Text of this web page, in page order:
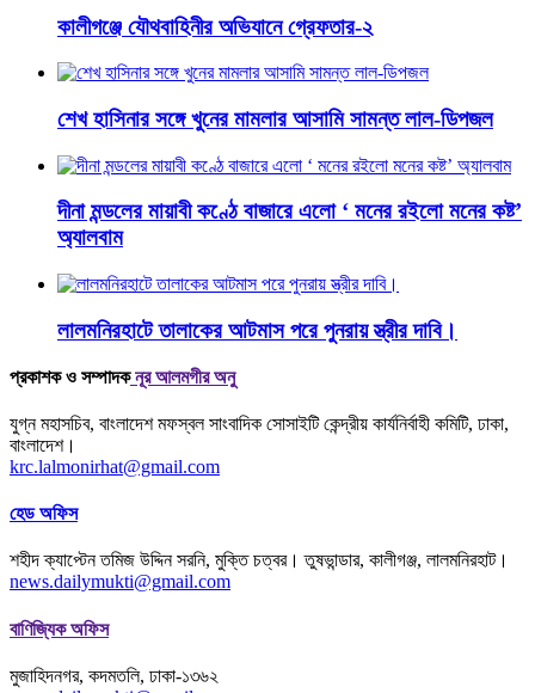
কালীগঞ্জে যৌথবাহিনীর অভিযানে গ্রেফতার-২
শেখ হাসিনার সঙ্গে খুনের মামলার আসামি সামন্ত লাল-ডিপজল
দীনা মন্ডলের মায়াবী কণ্ঠে বাজারে এলো ‘ মনের রইলো মনের কষ্ট’
অ্যালবাম
লালমনিরহাটে তালাকের আটমাস পরে পুনরায় স্ত্রীর দাবি।
প্রকাশক ও সম্পাদকনূর আলমগীর অনু
যুগ্ন মহাসচিব, বাংলাদেশ মফস্বল সাংবাদিক সোসাইটি কেন্দ্রীয় কার্যনির্বাহী কমিটি, ঢাকা,
বাংলাদেশ।
krc.lalmonirhat@gmail.com
হেড অফিস
শহীদ ক্যাপ্টেন তমিজ উদ্দিন সরনি, মুক্তি চত্বর। তুষভান্ডার, কালীগঞ্জ, লালমনিরহাট।
news.dailymukti@gmail.com
বাণিজ্যিক অফিস
মুজাহিদনগর, কদমতলি, ঢাকা-১৩৬২